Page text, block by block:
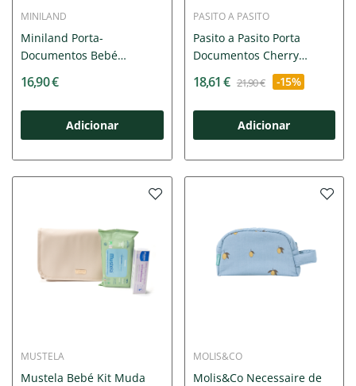
MINILAND
Miniland Porta-
Documentos Bebé
16,90 €
Adicionar
PASITO A PASITO
Pasito a Pasito Porta
Documentos Cherry
18,61 € 21,90 € -15%
Adicionar
MUSTELA
Mustela Bebé Kit Muda
MOLIS&CO
Molis&Co Necessaire de